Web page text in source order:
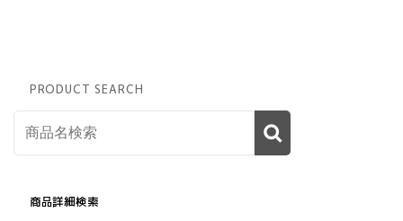
PRODUCT SEARCH
商品詳細検索